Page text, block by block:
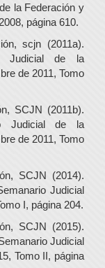
la Federación y
página 610.
scjn (2011a).
Judicial de la
de 2011, Tomo
SCJN (2011b).
Judicial de la
de 2011, Tomo
SCJN (2014).
Judicial
I, página 204.
SCJN (2015).
Judicial
Tomo II, página